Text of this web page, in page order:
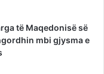
të Maqedonisë së
mbi gjysma e